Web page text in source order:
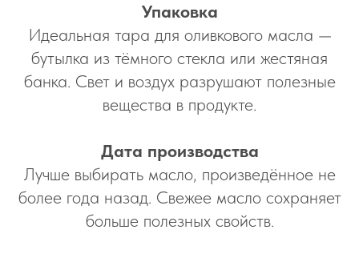
Упаковка
Идеальная тара для оливкового масла —
бутылка из тёмного стекла или жестяная
банка. Свет и воздух разрушают полезные
вещества в продукте.
Дата производства
Лучше выбирать масло, произведённое не
более года назад. Свежее масло сохраняет
больше полезных свойств.